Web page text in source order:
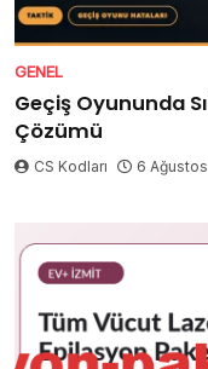
GENEL
Geçiş Oyununda
Çözümü
CS Kodları 6